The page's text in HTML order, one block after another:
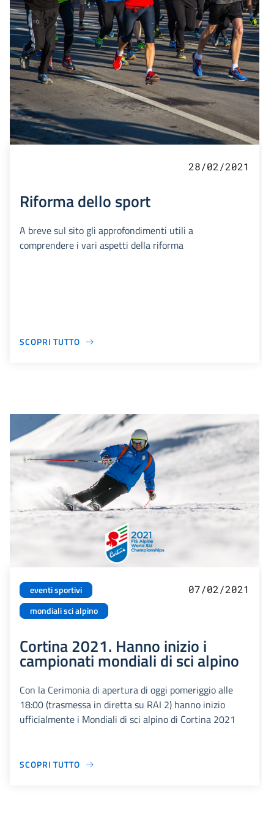
28/02/2021
Riforma dello sport
A breve sul sito gli approfondimenti utili a
comprendere i vari aspetti della riforma
SCOPRI TUTTO
eventi sportivi
mondiali sci alpino
07/02/2021
Cortina 2021. Hanno inizio i
campionati mondiali di sci alpino
Con la Cerimonia di apertura di oggi pomeriggio alle
18:00 (trasmessa in diretta su RAI 2) hanno inizio
ufficialmente i Mondiali di sci alpino di Cortina 2021
SCOPRI TUTTO